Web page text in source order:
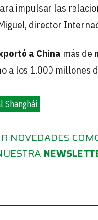
impulsar las
director
a China más de
a los 1.000 millones
Shanghái
NOVEDADES